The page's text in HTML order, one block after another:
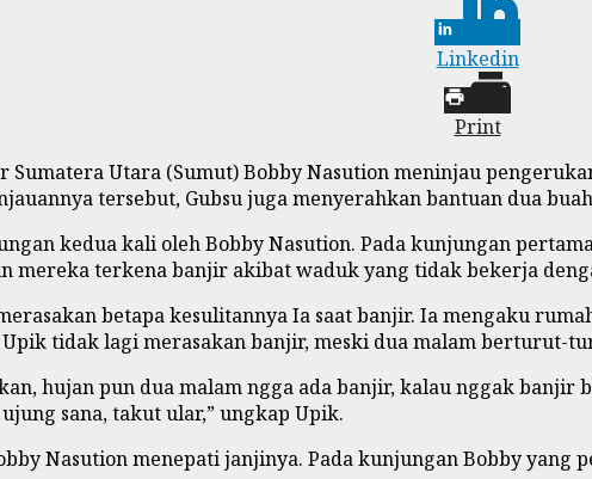
Linkedin
Print
Sumatera Utara (Sumut) Bobby Nasution meninjau
tersebut, Gubsu juga menyerahkan bantuan dua
kedua kali oleh Bobby Nasution. Pada kunjungan
mereka terkena banjir akibat waduk yang tidak bekerja
betapa kesulitannya Ia saat banjir. Ia mengaku
tidak lagi merasakan banjir, meski dua malam berturut-
hujan pun dua malam ngga ada banjir, kalau nggak banjir
sana, takut ular,” ungkap Upik.
Nasution menepati janjinya. Pada kunjungan Bobby yang